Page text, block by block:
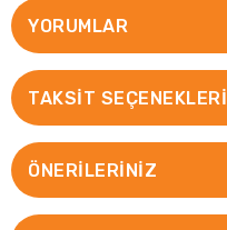
YORUMLAR
TAKSIT SEÇENEKLERI
ÖNERILERINIZ